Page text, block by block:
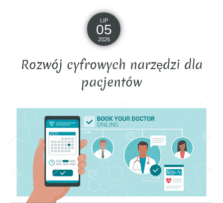
LIP
05
2026
Rozwój cyfrowych narzędzi dla
pacjentów